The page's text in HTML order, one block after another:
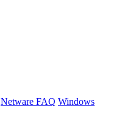
Netware FAQ Windows